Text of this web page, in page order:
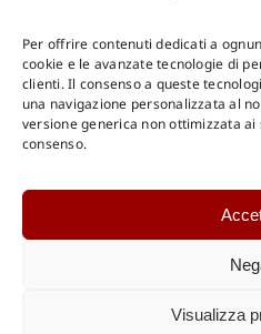
Per offrire contenuti dedicati a
cookie e le avanzate tecnologie di
clienti. Il consenso a queste
una navigazione personalizzata al
versione generica non ottimizzata
consenso.
Visualizza
Shop Gangemi Editore-
DOWNLOAD